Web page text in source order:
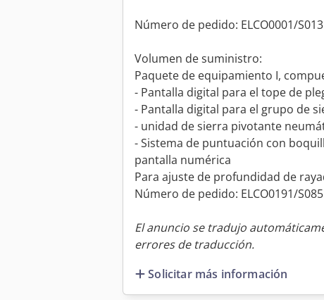
Número de pedido: ELCO0001/S013
Volumen de suministro:
Paquete de equipamiento I,
- Pantalla digital para el tope de
- Pantalla digital para el grupo de
- unidad de sierra pivotante
- Sistema de puntuación con
pantalla numérica
Para ajuste de profundidad de
Número de pedido: ELCO0191/S085
El anuncio se tradujo
errores de traducción.
Solicitar más información